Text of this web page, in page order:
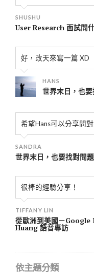
SHUSHU
User Research 面試問
好，改天來寫一篇 XD
HANS
世界末日，也
希望Hans可以分享問
SANDRA
世界末日，也要找對問題
很棒的經驗分享！
TIFFANY LIN
從歐洲到美國－
Huang 語音專訪
依主題分類